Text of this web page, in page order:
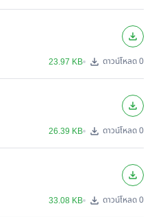
23.97 KB ดาวน์โหลด 0
26.39 KB ดาวน์โหลด 0
33.08 KB ดาวน์โหลด 0